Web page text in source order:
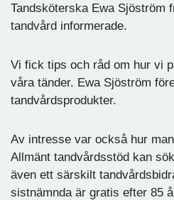
Tandsköterska Ewa Sjöström
tandvård informerade.
Vi fick tips och råd om hur vi
våra tänder. Ewa Sjöström
tandvårdsprodukter.
Av intresse var också hur
Allmänt tandvårdsstöd kan
även ett särskilt
sistnämnda är gratis efter 85